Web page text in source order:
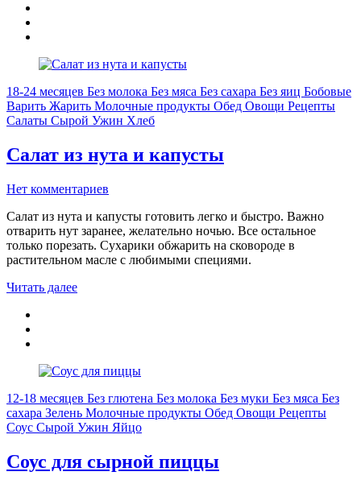
18-24 месяцев Без молока Без мяса Без сахара Без яиц Бобовые
Варить Жарить Молочные продукты Обед Овощи Рецепты
Салаты Сырой Ужин Хлеб
Салат из нута и капусты
Нет комментариев
Салат из нута и капусты готовить легко и быстро. Важно
отварить нут заранее, желательно ночью. Все остальное
только порезать. Сухарики обжарить на сковороде в
растительном масле с любимыми специями.
Читать далее
12-18 месяцев Без глютена Без молока Без муки Без мяса Без
сахара Зелень Молочные продукты Обед Овощи Рецепты
Соус Сырой Ужин Яйцо
Соус для сырной пиццы